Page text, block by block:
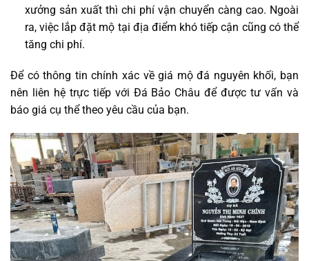
xưởng sản xuất thì chi phí vận chuyển càng cao. Ngoài
ra, việc lắp đặt mộ tại địa điểm khó tiếp cận cũng có thể
tăng chi phí.
Để có thông tin chính xác về giá mộ đá nguyên khối, bạn
nên liên hệ trực tiếp với Đá Bảo Châu để được tư vấn và
báo giá cụ thể theo yêu cầu của bạn.